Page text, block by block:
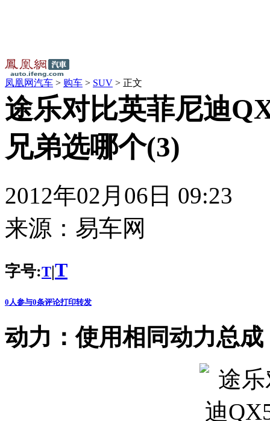
凤凰网汽车 > 购车 > SUV > 正文
途乐对比英菲尼迪
兄弟选哪个(3)
2012年02月06日 09:23
来源： 易车网
字号:T|T
0 人参与0条评论打印转发
动力：使用相同动力总